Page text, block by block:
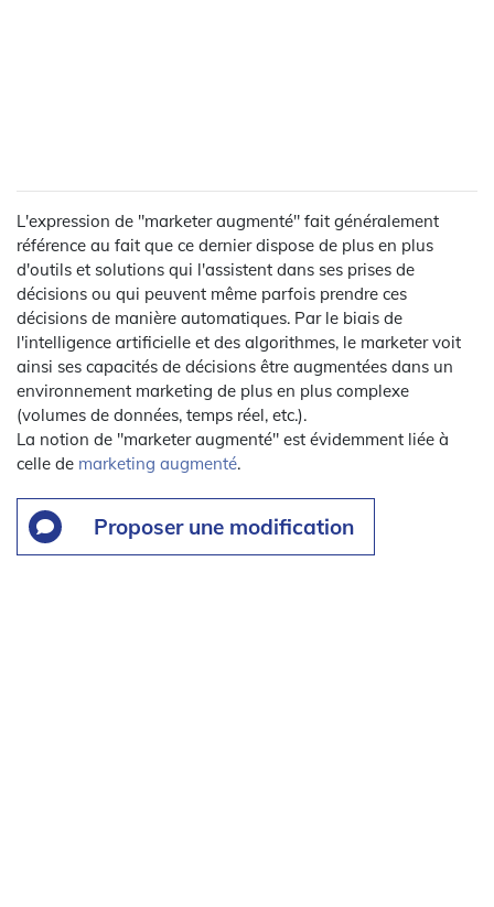
L'expression de "marketer augmenté" fait généralement
référence au fait que ce dernier dispose de plus en plus
d'outils et solutions qui l'assistent dans ses prises de
décisions ou qui peuvent même parfois prendre ces
décisions de manière automatiques. Par le biais de
l'intelligence artificielle et des algorithmes, le marketer voit
ainsi ses capacités de décisions être augmentées dans un
environnement marketing de plus en plus complexe
(volumes de données, temps réel, etc.).
La notion de "marketer augmenté" est évidemment liée à
celle de marketing augmenté.
Proposer une modification